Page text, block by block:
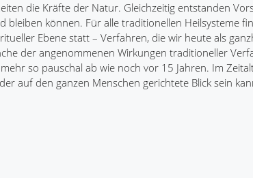
die Kräfte der Natur. Gleichzeitig entstanden
können. Für alle traditionellen Heilsysteme
Ebene statt – Verfahren, die wir heute als
der angenommenen Wirkungen traditioneller
so pauschal ab wie noch vor 15 Jahren. Im
auf den ganzen Menschen gerichtete Blick sein